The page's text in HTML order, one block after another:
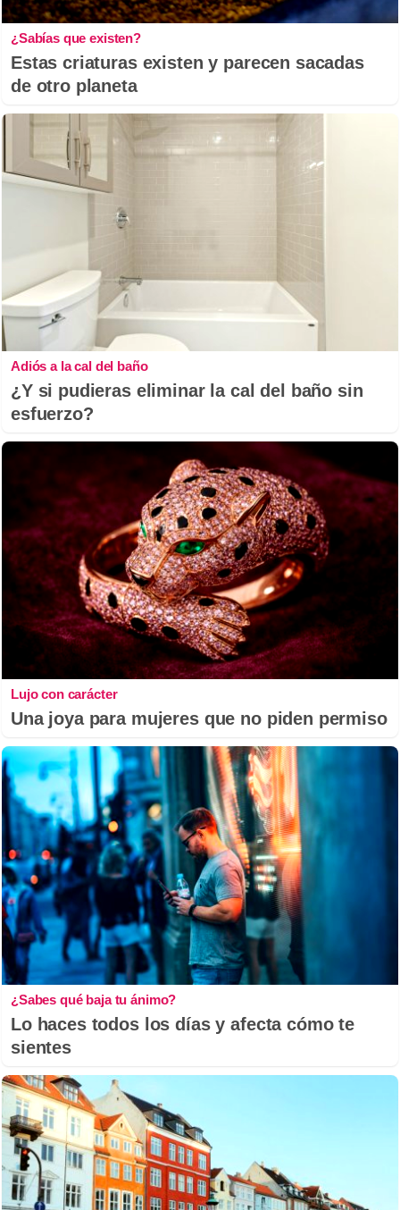
¿Sabías que existen?
Estas criaturas existen y parecen sacadas
de otro planeta
Adiós a la cal del baño
¿Y si pudieras eliminar la cal del baño sin
esfuerzo?
Lujo con carácter
Una joya para mujeres que no piden permiso
¿Sabes qué baja tu ánimo?
Lo haces todos los días y afecta cómo te
sientes